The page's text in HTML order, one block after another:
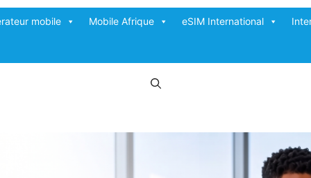
mobile Mobile Afrique eSIM International